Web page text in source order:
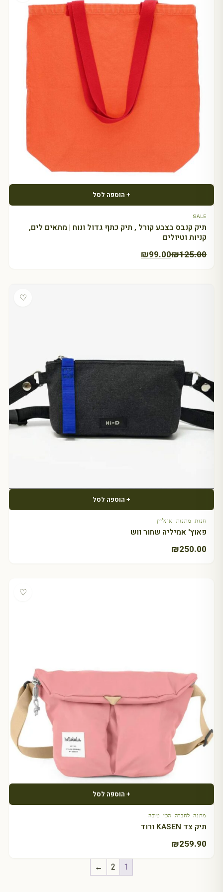
+ הוספה לסל
SALE
תיק קנבס בצבע קורל , תיק כתף גדול ונוח | מתאים לים,
קניות וטיולים
₪125.00
המחיר
₪99.00
המחיר
♡
+ הוספה לסל
חנות מתנות אונליין
פאוץ' אמיליה שחור ווש
₪250.00
♡
+ הוספה לסל
מתנה לחברה הכי טובה
תיק צד KASEN ורוד
₪259.90
1
2
←